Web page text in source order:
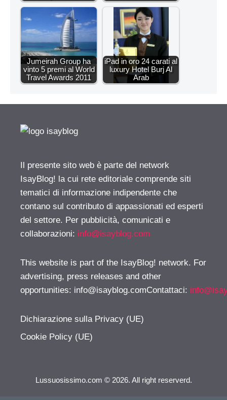
Jumeirah Group ha
vinto 5 premi al World
Travel Awards 2011
iPad in oro 24 carati al
luxury Hotel Burj Al
Arab
Il presente sito web è parte del network
IsayBlog! la cui rete editoriale comprende siti
tematici di informazione indipendente che
contano sul contributo di appassionati ed esperti
del settore. Per pubblicità, comunicati e
collaborazioni: info@isayblog.com
This website is part of the IsayBlog! network. For
advertising, press releases and other
opportunities: info@isayblog.comContattaci:
Dichiarazione sulla Privacy (UE)
Cookie Policy (UE)
Lussuosissimo.com © 2026. All right reserverd.